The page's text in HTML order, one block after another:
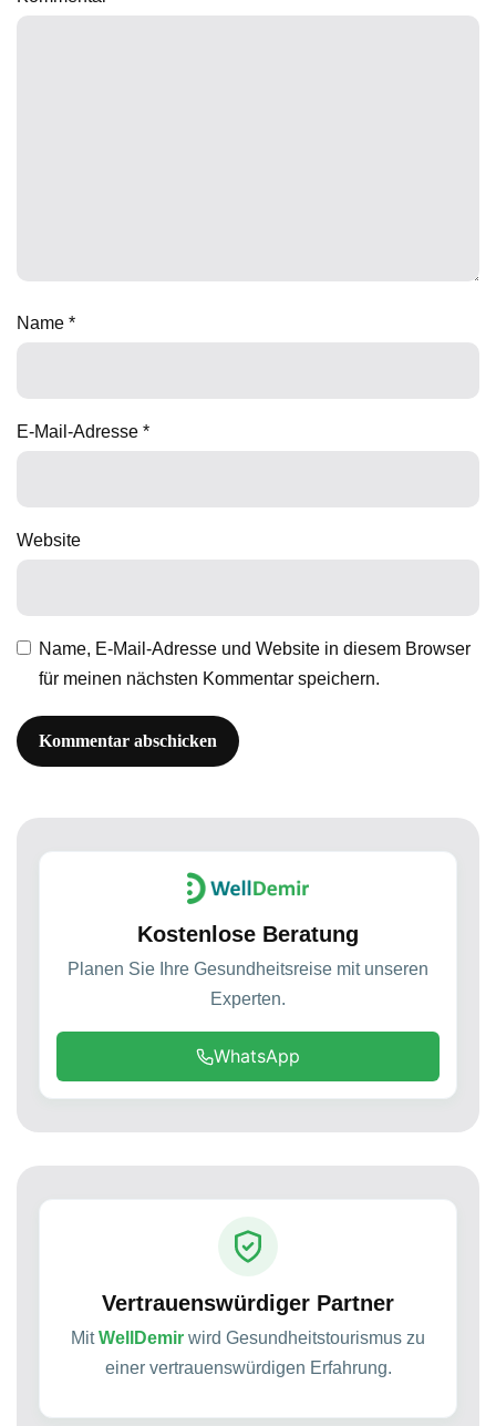
Name *
E-Mail-Adresse *
Website
Name, E-Mail-Adresse und Website in diesem Browser
für meinen nächsten Kommentar speichern.
Kostenlose Beratung
Planen Sie Ihre Gesundheitsreise mit unseren
Experten.
WhatsApp
Vertrauenswürdiger Partner
MitWellDemir wird Gesundheitstourismus zu
einer vertrauenswürdigen Erfahrung.